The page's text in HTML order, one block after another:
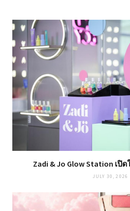
Zadi & Jo Glow Station เปิ
JULY 30, 2026